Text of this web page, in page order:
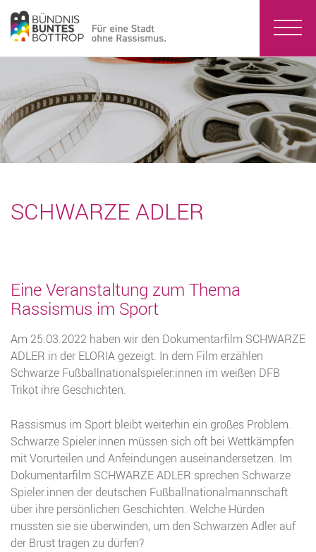
SCHWARZE ADLER
Eine Veranstaltung zum Thema
Rassismus im Sport
Am 25.03.2022 haben wir den Dokumentarfilm SCHWARZE
ADLER in der ELORIA gezeigt. In dem Film erzählen
Schwarze Fußballnationalspieler:innen im weißen DFB
Trikot ihre Geschichten.
Rassismus im Sport bleibt weiterhin ein großes Problem.
Schwarze Spieler.innen müssen sich oft bei Wettkämpfen
mit Vorurteilen und Anfeindungen auseinandersetzen. Im
Dokumentarfilm SCHWARZE ADLER sprechen Schwarze
Spieler.innen der deutschen Fußballnationalmannschaft
über ihre persönlichen Geschichten. Welche Hürden
mussten sie sie überwinden, um den Schwarzen Adler auf
der Brust tragen zu dürfen?